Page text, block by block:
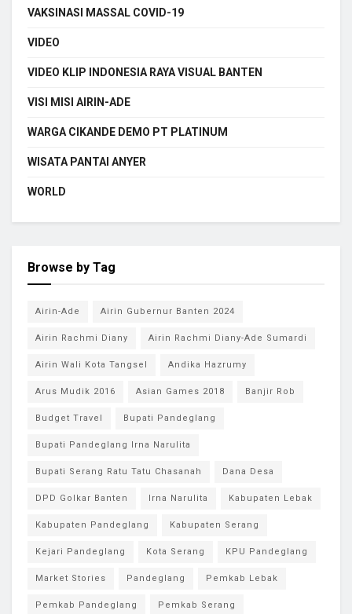
VAKSINASI MASSAL COVID-19
VIDEO
VIDEO KLIP INDONESIA RAYA VISUAL BANTEN
VISI MISI AIRIN-ADE
WARGA CIKANDE DEMO PT PLATINUM
WISATA PANTAI ANYER
WORLD
Browse by Tag
Airin-Ade Airin Gubernur Banten 2024
Airin Rachmi Diany Airin Rachmi Diany-Ade Sumardi
Airin Wali Kota Tangsel Andika Hazrumy
Arus Mudik 2016 Asian Games 2018 Banjir Rob
Budget Travel Bupati Pandeglang
Bupati Pandeglang Irna Narulita
Bupati Serang Ratu Tatu Chasanah Dana Desa
DPD Golkar Banten Irna Narulita Kabupaten Lebak
Kabupaten Pandeglang Kabupaten Serang
Kejari Pandeglang Kota Serang KPU Pandeglang
Market Stories Pandeglang Pemkab Lebak
Pemkab Pandeglang Pemkab Serang